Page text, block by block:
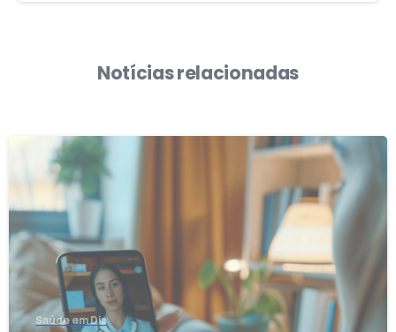
Notícias relacionadas
Saúde em Dia